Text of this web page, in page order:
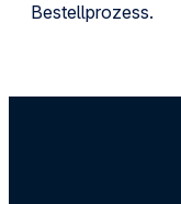
Bestellprozess.